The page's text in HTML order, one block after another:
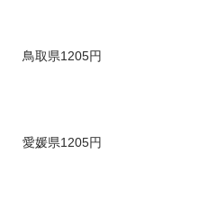
鳥取県1205円
愛媛県1205円